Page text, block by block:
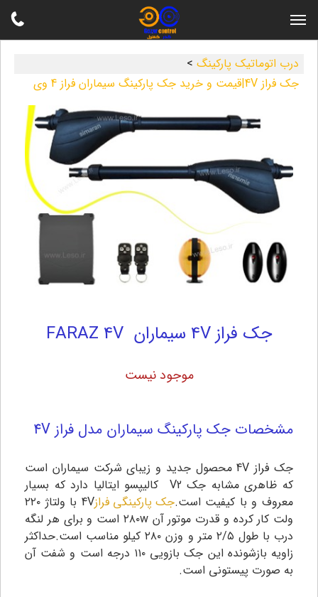
درب اتوماتیک پارکینگ >
جک فراز 4V|قیمت و خرید جک پارکینگ سیماران فراز 4 وی
جک فراز 4V سیماران FARAZ 4V
موجود نیست
مشخصات جک پارکینگ سیماران مدل فراز 4V
جک فراز 4V محصول جدید و زیبای شرکت سیماران است
که ظاهری مشابه جک V2 کالیپسو ایتالیا دارد که بسیار
معروف و با کیفیت است.جک پارکینگی فراز
4V با ولتاژ ۲۲۰
ولت کار کرده و قدرت موتور آن ۲۸۰w است و برای هر لنگه
درب با طول ۲/۵ متر و وزن ۲۸۰ کیلو مناسب است.حداکثر
زاویه بازشونده این جک بازویی ۱۱۰ درجه است و شفت آن
به صورت پیستونی است.